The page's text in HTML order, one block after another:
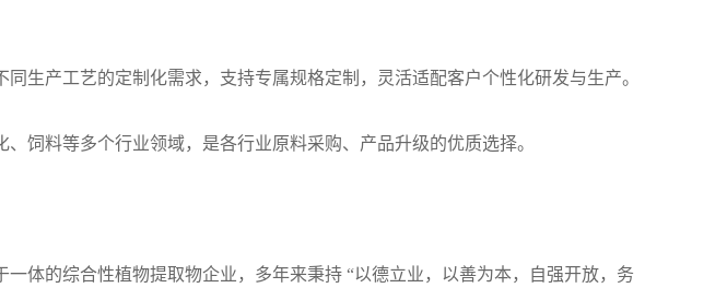
生产工艺的定制化需求，支持专属规格定制，灵活适配客户个性化研发与生产。
饲料等多个行业领域，是各行业原料采购、产品升级的优质选择。
体的综合性植物提取物企业，多年来秉持 “以德立业，以善为本，自强开放，务